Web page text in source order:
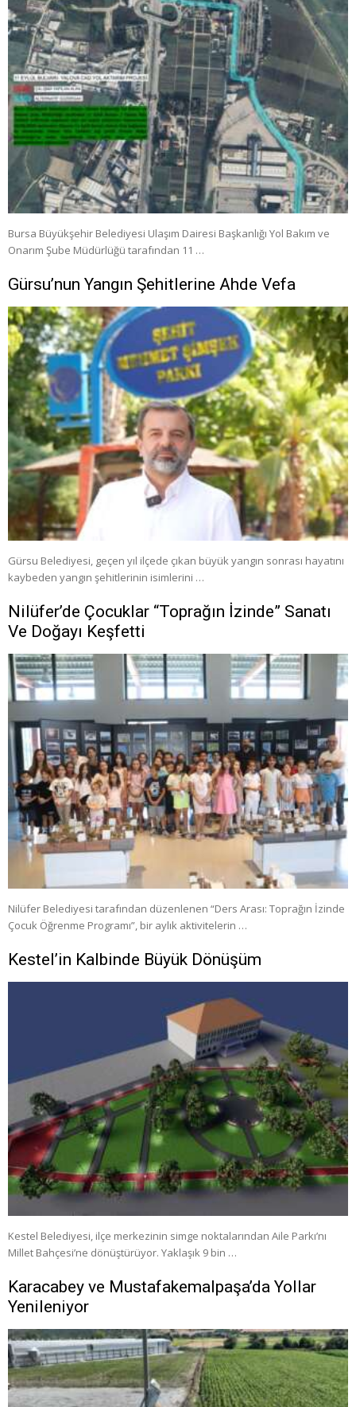
Bursa Büyükşehir Belediyesi Ulaşım Dairesi Başkanlığı Yol Bakım ve
Onarım Şube Müdürlüğü tarafından 11 …
Gürsu’nun Yangın Şehitlerine Ahde Vefa
Gürsu Belediyesi, geçen yıl ilçede çıkan büyük yangın sonrası hayatını
kaybeden yangın şehitlerinin isimlerini …
Nilüfer’de Çocuklar “Toprağın İzinde” Sanatı
Ve Doğayı Keşfetti
Nilüfer Belediyesi tarafından düzenlenen “Ders Arası: Toprağın İzinde
Çocuk Öğrenme Programı”, bir aylık aktivitelerin …
Kestel’in Kalbinde Büyük Dönüşüm
Kestel Belediyesi, ilçe merkezinin simge noktalarından Aile Parkı’nı
Millet Bahçesi’ne dönüştürüyor. Yaklaşık 9 bin …
Karacabey ve Mustafakemalpaşa’da Yollar
Yenileniyor